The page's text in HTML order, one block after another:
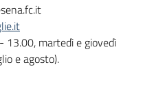
13.00, martedì e giovedì
e agosto).